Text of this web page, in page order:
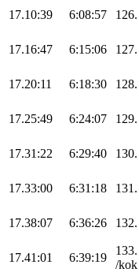
17.10:39 6:08:57 126.
17.16:47 6:15:06 127.
17.20:11 6:18:30 128.
17.25:49 6:24:07 129.
17.31:22 6:29:40 130.
17.33:00 6:31:18 131.
17.38:07 6:36:26 132.
17.41:01 6:39:19
133.
/kok